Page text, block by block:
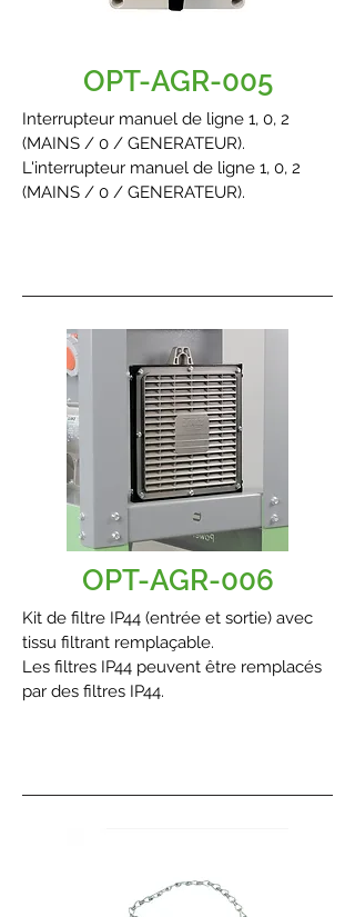
OPT-AGR-005
Interrupteur manuel de ligne 1, 0, 2
(MAINS / 0 / GENERATEUR).
L'interrupteur manuel de ligne 1, 0, 2
(MAINS / 0 / GENERATEUR).
OPT-AGR-006
Kit de filtre IP44 (entrée et sortie) avec
tissu filtrant remplaçable.
Les filtres IP44 peuvent être remplacés
par des filtres IP44.